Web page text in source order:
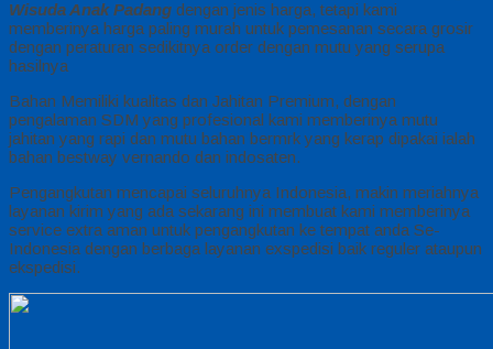
Wisuda Anak Padang dengan jenis harga, tetapi kami
memberinya harga paling murah untuk pemesanan secara grosir
dengan peraturan sedikitnya order dengan mutu yang serupa
hasilnya
Bahan Memiliki kualitas dan Jahitan Premium, dengan
pengalaman SDM yang profesional kami memberinya mutu
jahitan yang rapi dan mutu bahan bermrk yang kerap dipakai ialah
bahan bestway vernando dan indosaten.
Pengangkutan mencapai seluruhnya Indonesia, makin meriahnya
layanan kirim yang ada sekarang ini membuat kami memberinya
service extra aman untuk pengangkutan ke tempat anda Se-
Indonesia dengan berbaga layanan exspedisi baik reguler ataupun
ekspedisi.